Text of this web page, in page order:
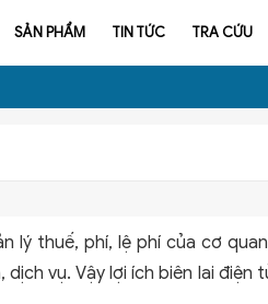
SẢN PHẨM TIN TỨC TRA CỨU
lý thuế, phí, lệ phí của cơ
vụ. Vậy lợi ích biên lai điện